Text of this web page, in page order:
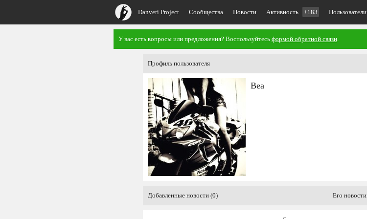
Danveri Project Сообщества Новости Активность +183 Пользователи
У вас есть вопросы или предложения? Воспользуйтесь формой обратной связи.
Профиль пользователя
Bea
Добавленные новости (0) Его новости